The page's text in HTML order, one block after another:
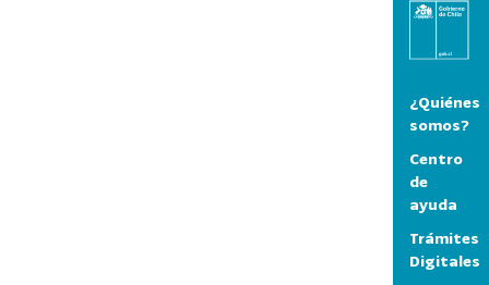
¿Quiénes
somos?
Centro
de
ayuda
Trámites
Digitales